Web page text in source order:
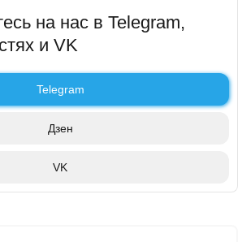
на нас в Telegram,
и VK
Telegram
Дзен
VK